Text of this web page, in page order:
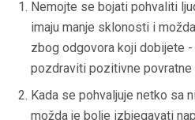
Nemojte se bojati pohvaliti
imaju manje sklonosti i
zbog odgovora koji dobijete
pozdraviti pozitivne povratne
Kada se pohvaljuje netko sa
možda je bolje izbjegavati